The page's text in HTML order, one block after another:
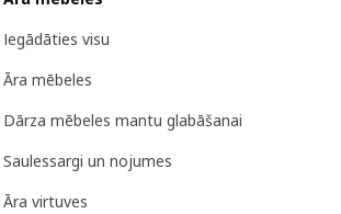
Iegādāties visu
Āra mēbeles
Dārza mēbeles mantu glabāšanai
Saulessargi un nojumes
Āra virtuves